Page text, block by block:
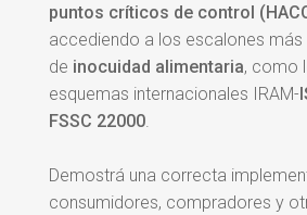
puntos críticos de control
accediendo a los escalones
de inocuidad alimentaria, como
esquemas internacionales IRAM-
FSSC 22000
Demostrá una correcta
consumidores, compradores y